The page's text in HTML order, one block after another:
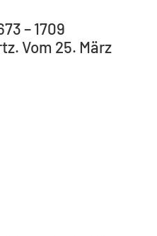
– 1709
Vom 25. März